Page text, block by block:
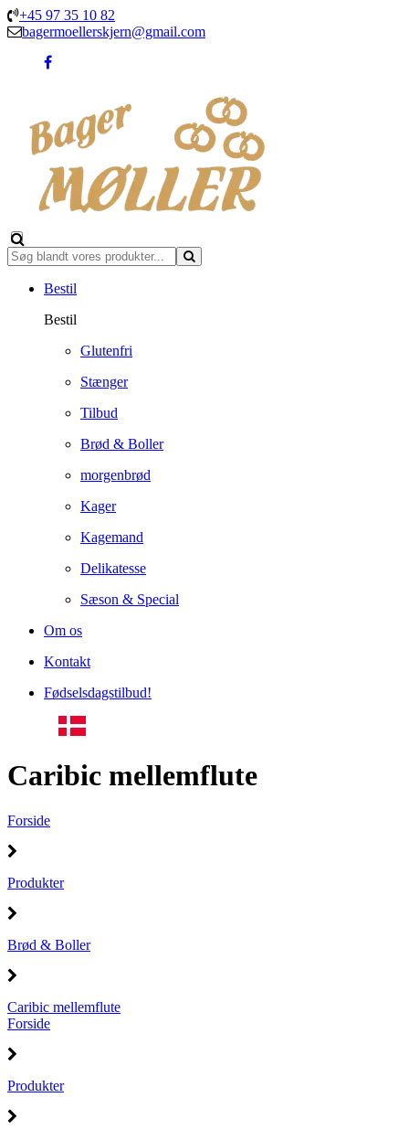
+45 97 35 10 82
bagermoellerskjern@gmail.com
Bestil
Bestil
Glutenfri
Stænger
Tilbud
Brød & Boller
morgenbrød
Kager
Kagemand
Delikatesse
Sæson & Special
Om os
Kontakt
Fødselsdagstilbud!
Caribic mellemflute
Forside
Produkter
Brød & Boller
Caribic mellemflute
Forside
Produkter